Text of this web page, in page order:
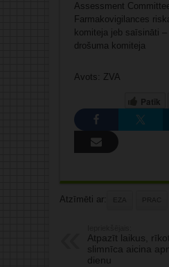
Assessment
Farmakovigilances
komiteja jeb saīsināti –
drošuma komiteja
Avots: ZVA
Patīk
Atzīmēti ar: EZA PRAC
Atpazīt laikus,
slimnīca aicina
dienu